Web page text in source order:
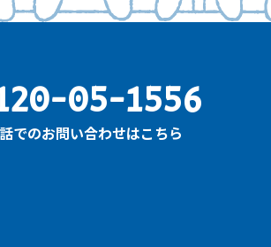
05-1556
でのお問い合わせはこちら